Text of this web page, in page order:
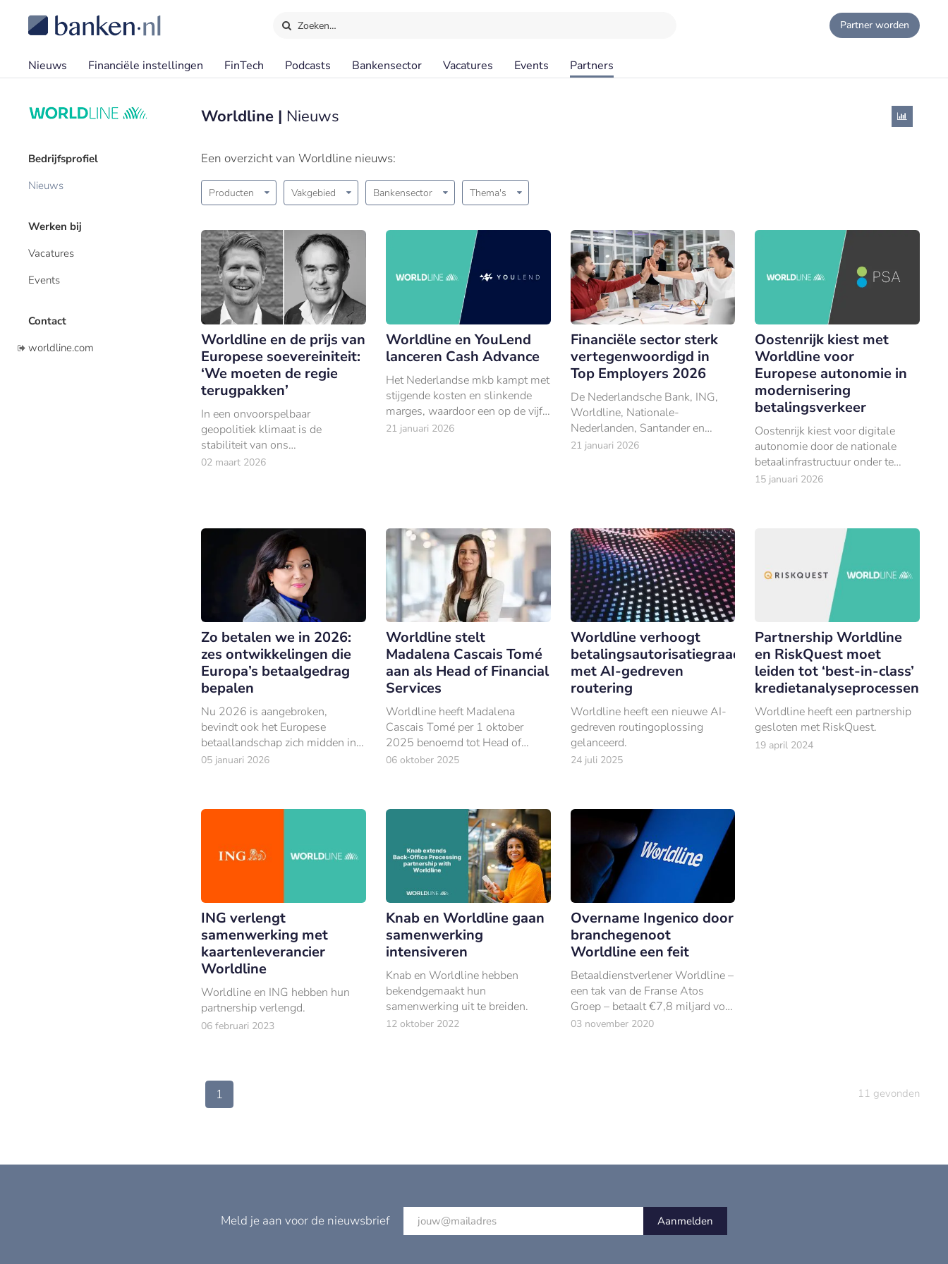
Zoeken… Partner worden
Nieuws Financiële instellingen FinTech Podcasts Bankensector Vacatures Events Partners
Bedrijfsprofiel
Nieuws
Werken bij
Vacatures
Events
Contact
worldline.com
Worldline | Nieuws
Een overzicht van Worldline nieuws:
Producten Vakgebied Bankensector Thema's
Worldline en de prijs van
Europese soevereiniteit:
‘We moeten de regie
terugpakken’
In een onvoorspelbaar
geopolitiek klimaat is de
stabiliteit van ons
betalingsverkeer de onzichtbare
02 maart 2026
Worldline en YouLend
lanceren Cash Advance
Het Nederlandse mkb kampt met
stijgende kosten en slinkende
marges, waardoor een op de vijf
ondernemers noodzakelijke
21 januari 2026
Financiële sector sterk
vertegenwoordigd in
Top Employers 2026
De Nederlandsche Bank, ING,
Worldline, Nationale-
Nederlanden, Santander en
HSBC mogen zichzelf een jaar
21 januari 2026
Oostenrijk kiest met
Worldline voor
Europese autonomie in
modernisering
betalingsverkeer
Oostenrijk kiest voor digitale
autonomie door de nationale
betaalinfrastructuur onder te
brengen in een Europese
15 januari 2026
Zo betalen we in 2026:
zes ontwikkelingen die
Europa’s betaalgedrag
bepalen
Nu 2026 is aangebroken,
bevindt ook het Europese
betaallandschap zich midden in
een periode van vernieuwing.
05 januari 2026
Worldline stelt
Madalena Cascais Tomé
aan als Head of Financial
Services
Worldline heeft Madalena
Cascais Tomé per 1 oktober
2025 benoemd tot Head of
Financial Services. In haar
06 oktober 2025
Worldline verhoogt
betalingsautorisatiegraad
met AI-gedreven
routering
Worldline heeft een nieuwe AI-
gedreven routingoplossing
gelanceerd.
24 juli 2025
Partnership Worldline
en RiskQuest moet
leiden tot ‘best-in-class’
kredietanalyseprocessen
Worldline heeft een partnership
gesloten met RiskQuest.
19 april 2024
ING verlengt
samenwerking met
kaartenleverancier
Worldline
Worldline en ING hebben hun
partnership verlengd.
06 februari 2023
Knab en Worldline gaan
samenwerking
intensiveren
Knab en Worldline hebben
bekendgemaakt hun
samenwerking uit te breiden.
12 oktober 2022
Overname Ingenico door
branchegenoot
Worldline een feit
Betaaldienstverlener Worldline –
een tak van de Franse Atos
Groep – betaalt €7,8 miljard voor
concurrent en branchegenoot
03 november 2020
1 11 gevonden
Meld je aan voor de nieuwsbrief Aanmelden